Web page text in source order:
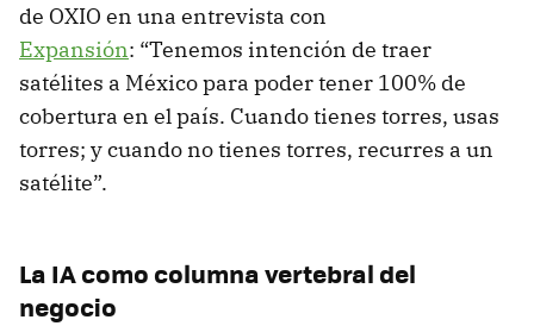
de OXIO en una entrevista con
Expansión: “Tenemos intención de traer
satélites a México para poder tener 100% de
cobertura en el país. Cuando tienes torres, usas
torres; y cuando no tienes torres, recurres a un
satélite”.
La IA como columna vertebral del
negocio